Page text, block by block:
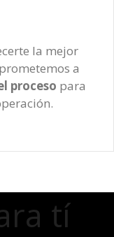
la mejor
a
proceso para
tí